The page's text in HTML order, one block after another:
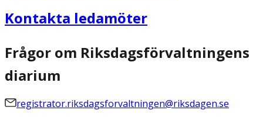
Kontakta ledamöter
Frågor om Riksdagsförvaltningens
diarium
registrator.riksdagsforvaltningen@riksdagen.se